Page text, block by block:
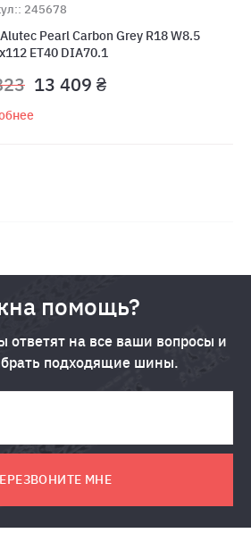
245678
Pearl Carbon Grey R18 W8.5
ET40 DIA70.1
13 409 ₴
помощь?
ответят на все ваши вопросы и
подходящие шины.
МНЕ